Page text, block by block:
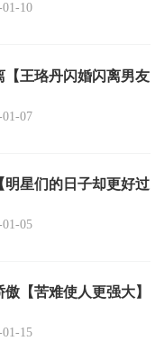
01-10
【王珞丹闪婚闪离男友
01-07
明星们的日子却更好过
01-05
【苦难使人更强大】
01-15